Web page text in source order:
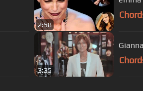
2:58
3:35